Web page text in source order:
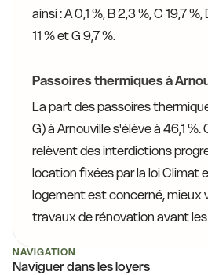
ainsi : A 0,1 %, B 2,3 %, C 19,7
11 % et G 9,7 %.
Passoires thermiques à
La part des passoires
G) à Arnouville s'élève à 46,1
relèvent des interdictions
location fixées par la loi Climat
logement est concerné, mieux
travaux de rénovation avant
NAVIGATION
Naviguer dans les loyers